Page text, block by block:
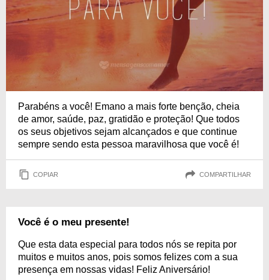
Parabéns a você! Emano a mais forte benção, cheia
de amor, saúde, paz, gratidão e proteção! Que todos
os seus objetivos sejam alcançados e que continue
sempre sendo esta pessoa maravilhosa que você é!
COPIAR COMPARTILHAR
Você é o meu presente!
Que esta data especial para todos nós se repita por
muitos e muitos anos, pois somos felizes com a sua
presença em nossas vidas! Feliz Aniversário!